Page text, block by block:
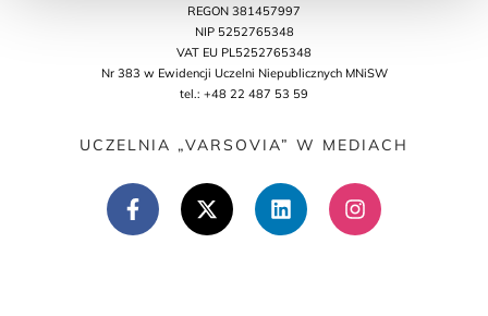
REGON 381457997
NIP 5252765348
VAT EU PL5252765348
Nr 383 w Ewidencji Uczelni Niepublicznych MNiSW
tel.: +48 22 487 53 59
UCZELNIA „VARSOVIA” W MEDIACH